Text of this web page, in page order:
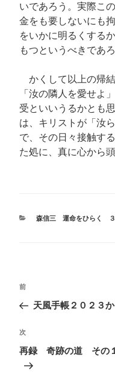
いであろう。実際こ
金をも要しないにも
をいかに明るくする
もつというべきであろ
かくして以上の帰
「汝の隣人を愛せよ
受といいうるかとも
は、キリストが「汝
で、その日々接触す
た処に、真に心から
カ
森信三 運命をひらく ３
投
ビ
ゲ
ー
前
の
稿
前
天風手帳２０２３
次
の
投
次
再録 奇跡の道 その１